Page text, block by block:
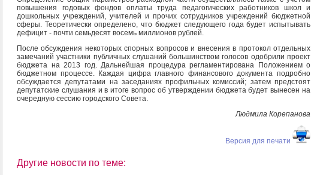
повышения годовых фондов оплаты труда педагогических работников школ и
дошкольных учреждений, учителей и прочих сотрудников учреждений бюджетной
сферы. Теоретически определено, что бюджет следующего года будет испытывать
дефицит - почти семьдесят восемь миллионов рублей.
После обсуждения некоторых спорных вопросов и внесения в протокол отдельных
замечаний участники публичных слушаний большинством голосов одобрили проект
бюджета на 2013 год. Дальнейшая процедура регламентирована Положением о
бюджетном процессе. Каждая цифра главного финансового документа подробно
обсуждается депутатами на заседаниях профильных комиссий; затем предстоят
депутатские слушания и в итоге вопрос об утверждении бюджета будет вынесен на
очередную сессию городского Совета.
Людмила Корепанова
Версия для печати
Другие новости по теме: